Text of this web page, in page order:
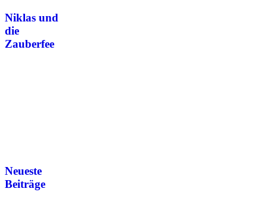
Niklas und
die
Zauberfee
Neueste
Beiträge